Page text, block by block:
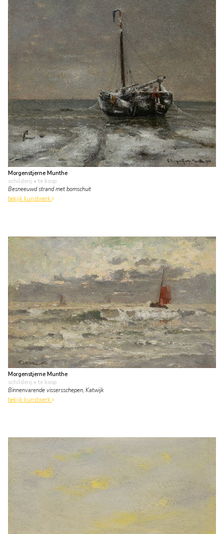
Morgenstjerne Munthe
schilderij • te koop
Besneeuwd strand met bomschuit
bekijk kunstwerk
Morgenstjerne Munthe
schilderij • te koop
Binnenvarende vissersschepen, Katwijk
bekijk kunstwerk